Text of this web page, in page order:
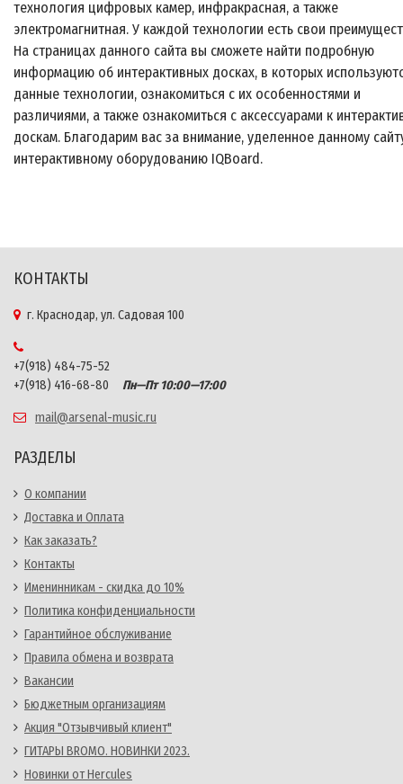
технология цифровых камер, инфракрасная, а также
электромагнитная. У каждой технологии есть свои
На страницах данного сайта вы сможете найти подробную
информацию об интерактивных досках, в которых
данные технологии, ознакомиться с их особенностями и
различиями, а также ознакомиться с аксессуарами к
доскам. Благодарим вас за внимание, уделенное данному
интерактивному оборудованию IQBoard.
КОНТАКТЫ
г. Краснодар, ул. Садовая 100
+7(918) 484-75-52
+7(918) 416-68-80
Пн—Пт 10:00—17:00
mail@arsenal-music.ru
РАЗДЕЛЫ
О компании
Доставка и Оплата
Как заказать?
Контакты
Именинникам - скидка до 10%
Политика конфиденциальности
Гарантийное обслуживание
Правила обмена и возврата
Вакансии
Бюджетным организациям
Акция "Отзывчивый клиент"
ГИТАРЫ BROMO. НОВИНКИ 2023.
Новинки от Hercules